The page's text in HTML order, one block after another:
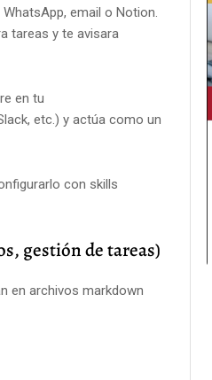
email o Notion.
tareas y te avisara
en tu
etc.) y actúa como un
con skills
gestión de tareas)
en archivos markdown